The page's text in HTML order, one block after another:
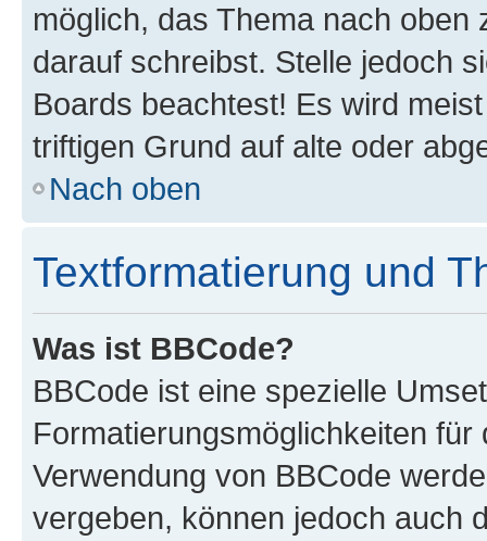
möglich, das Thema nach oben
darauf schreibst. Stelle jedoch
Boards beachtest! Es wird
triftigen Grund auf alte oder
Nach oben
Textformatierung und
Was ist BBCode?
BBCode ist eine spezielle
Formatierungsmöglichkeiten
Verwendung von BBCode
vergeben, können jedoch auch